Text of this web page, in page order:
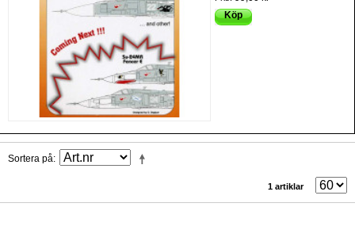
Köp
Sortera på
1 artiklar